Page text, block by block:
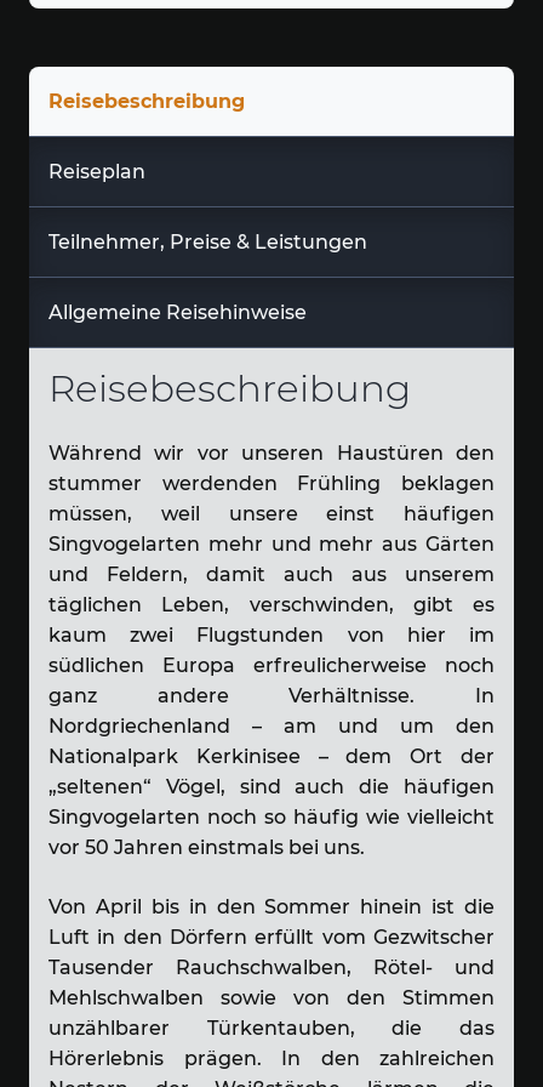
Reisebeschreibung
Reiseplan
Teilnehmer, Preise & Leistungen
Allgemeine Reisehinweise
Reisebeschreibung
Während wir vor unseren Haustüren den
stummer werdenden Frühling beklagen
müssen, weil unsere einst häufigen
Singvogelarten mehr und mehr aus Gärten
und Feldern, damit auch aus unserem
täglichen Leben, verschwinden, gibt es
kaum zwei Flugstunden von hier im
südlichen Europa erfreulicherweise noch
ganz andere Verhältnisse. In
Nordgriechenland – am und um den
Nationalpark Kerkinisee – dem Ort der
„seltenen“ Vögel, sind auch die häufigen
Singvogelarten noch so häufig wie vielleicht
vor 50 Jahren einstmals bei uns.
Von April bis in den Sommer hinein ist die
Luft in den Dörfern erfüllt vom Gezwitscher
Tausender Rauchschwalben, Rötel- und
Mehlschwalben sowie von den Stimmen
unzählbarer Türkentauben, die das
Hörerlebnis prägen. In den zahlreichen